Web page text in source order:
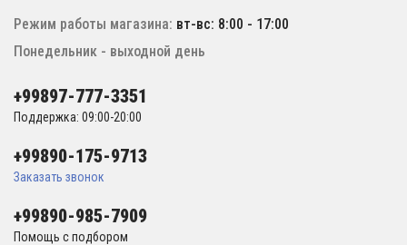
Режим работы магазина: вт-вс: 8:00 - 17:00
Понедельник - выходной день
+99897-777-3351
Поддержка: 09:00-20:00
+99890-175-9713
Заказать звонок
+99890-985-7909
Помощь с подбором